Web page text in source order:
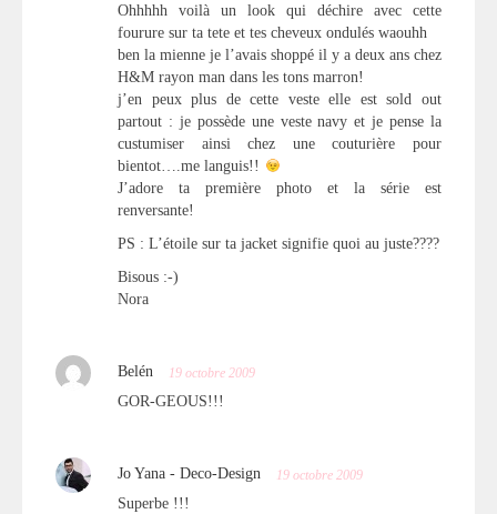
Ohhhhh voilà un look qui déchire avec cette
fourure sur ta tete et tes cheveux ondulés waouhh
ben la mienne je l’avais shoppé il y a deux ans chez
H&M rayon man dans les tons marron!
j’en peux plus de cette veste elle est sold out
partout : je possède une veste navy et je pense la
custumiser ainsi chez une couturière pour
bientot….me languis!!
J’adore ta première photo et la série est
renversante!
PS : L’étoile sur ta jacket signifie quoi au juste????
Bisous :-)
Nora
Belén 19 octobre 2009
GOR-GEOUS!!!
Jo Yana - Deco-Design 19 octobre 2009
Superbe !!!